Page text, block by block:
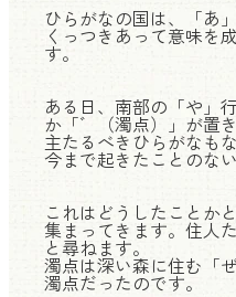
ひらがなの国は、「あ
くっつきあって意味を
す。
ある日、南部の「や」
か「゛（濁点）」が置
主たるべきひらがなも
今まで起きたことのな
これはどうしたことか
集まってきます。住人
と尋ねます。
濁点は深い森に住む「
濁点だったのです。